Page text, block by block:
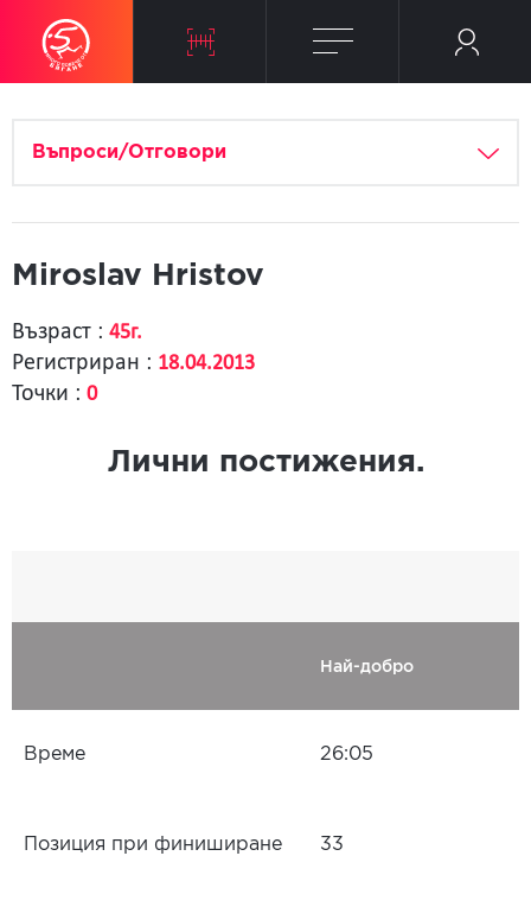
Въпроси/Отговори
Miroslav Hristov
Възраст : 45г.
Регистриран : 18.04.2013
Точки : 0
Лични постижения.
Най-добро
Време 26:05
Позиция при финиширане 33